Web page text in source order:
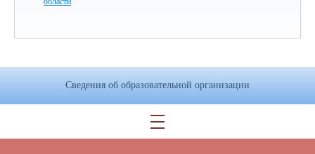
специалистам по защите прав потребителей, не
только в городе Екатеринбурге, но и в других
На сайте представлена полезная информация
Сведения об образовательной организации